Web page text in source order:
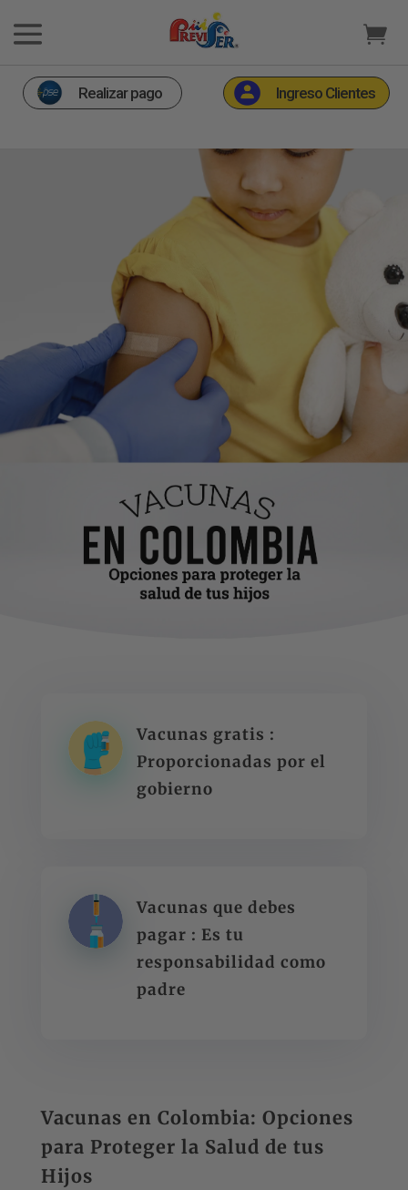
Realizar pago Ingreso Clientes
Vacunas gratis :
Proporcionadas por el
gobierno
Vacunas que debes
pagar : Es tu
responsabilidad como
padre
Vacunas en Colombia: Opciones
para Proteger la Salud de tus
Hijos